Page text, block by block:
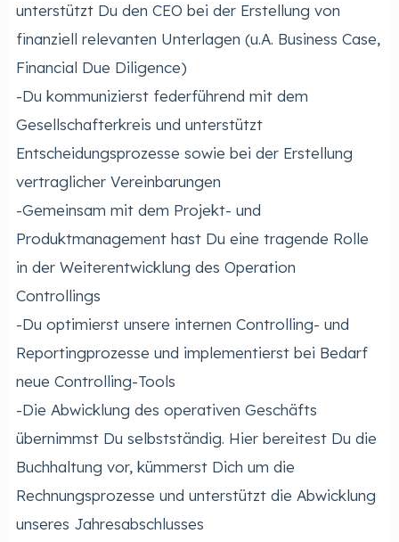
unterstützt Du den CEO bei der Erstellung von
finanziell relevanten Unterlagen (u.A. Business Case,
Financial Due Diligence)
-Du kommunizierst federführend mit dem
Gesellschafterkreis und unterstützt
Entscheidungsprozesse sowie bei der Erstellung
vertraglicher Vereinbarungen
-Gemeinsam mit dem Projekt- und
Produktmanagement hast Du eine tragende Rolle
in der Weiterentwicklung des Operation
Controllings
-Du optimierst unsere internen Controlling- und
Reportingprozesse und implementierst bei Bedarf
neue Controlling-Tools
-Die Abwicklung des operativen Geschäfts
übernimmst Du selbstständig. Hier bereitest Du die
Buchhaltung vor, kümmerst Dich um die
Rechnungsprozesse und unterstützt die Abwicklung
unseres Jahresabschlusses